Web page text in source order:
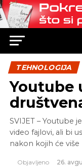
TEHNOLOGIJA
Youtube
SVIJET – Youtube
video fajlovi, ali bi
nakon kojih će
Objavljeno 26.